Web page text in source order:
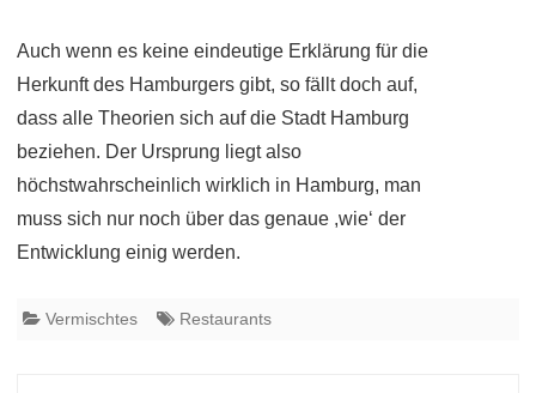
Auch wenn es keine eindeutige Erklärung für die
Herkunft des Hamburgers gibt, so fällt doch auf,
dass alle Theorien sich auf die Stadt Hamburg
beziehen. Der Ursprung liegt also
höchstwahrscheinlich wirklich in Hamburg, man
muss sich nur noch über das genaue ,wie‘ der
Entwicklung einig werden.
Vermischtes Restaurants